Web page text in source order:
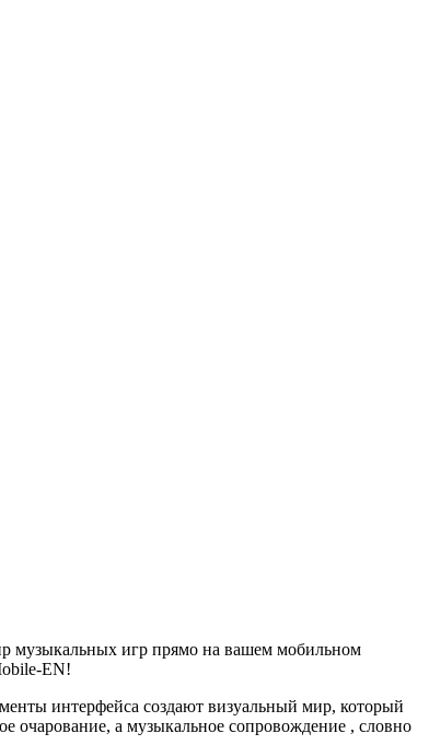
музыкальных игр прямо на вашем мобильном
EN!
интерфейса создают визуальный мир, который
очарование, а музыкальное сопровождение , словно